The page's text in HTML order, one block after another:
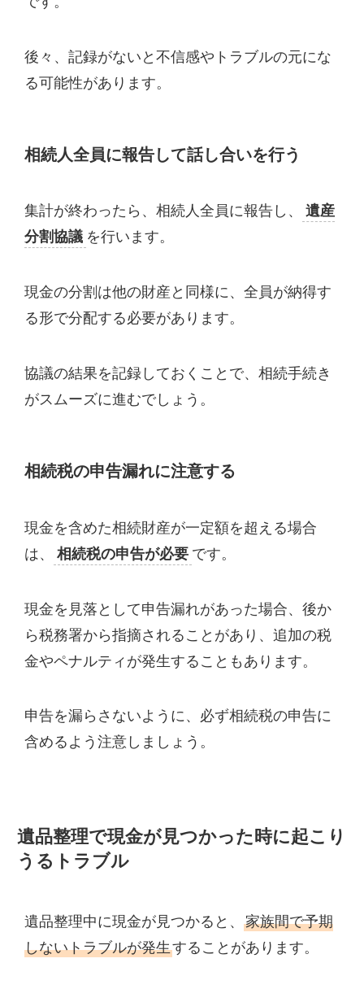
後々、記録がないと不信感やトラブルの元にな
る可能性があります。
相続人全員に報告して話し合いを行う
集計が終わったら、相続人全員に報告し、
遺産
分割協議 を行います。
現金の分割は他の財産と同様に、全員が納得す
る形で分配する必要があります。
協議の結果を記録しておくことで、相続手続き
がスムーズに進むでしょう。
相続税の申告漏れに注意する
現金を含めた相続財産が一定額を超える場合
は、
相続税の申告が必要 です。
現金を見落として申告漏れがあった場合、後か
ら税務署から指摘されることがあり、追加の税
金やペナルティが発生することもあります。
申告を漏らさないように、必ず相続税の申告に
含めるよう注意しましょう。
遺品整理で現金が見つかった時に起こり
うるトラブル
遺品整理中に現金が見つかると、 家族間で予期
しないトラブルが発生することがあります。